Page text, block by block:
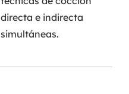
directa e indirecta
simultáneas.